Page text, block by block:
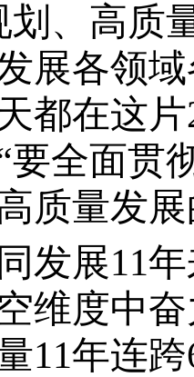
划、高质
展各领
都在这
要全面贯
质量发
发展11
维度中
11年连